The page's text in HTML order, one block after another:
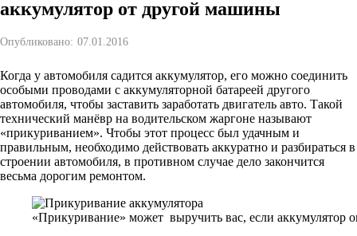
аккумулятор от другой машины
Опубликовано: 07.01.2016
Когда у автомобиля садится аккумулятор, его можно соединить
особыми проводами с аккумуляторной батареей другого
автомобиля, чтобы заставить заработать двигатель авто. Такой
технический манёвр на водительском жаргоне называют
«прикуриванием». Чтобы этот процесс был удачным и
правильным, необходимо действовать аккуратно и разбираться в
строении автомобиля, в противном случае дело закончится
весьма дорогим ремонтом.
«Прикуривание» может выручить вас, если аккумулятор